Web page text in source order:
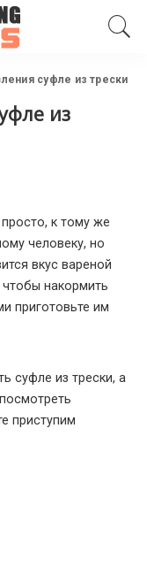
суфле из трески
из
к тому же
человеку, но
вкус вареной
накормить
приготовьте им
суфле из трески, а
приступим